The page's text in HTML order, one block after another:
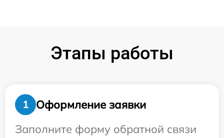
Этапы работы
1
Оформление заявки
Заполните форму обратной связи